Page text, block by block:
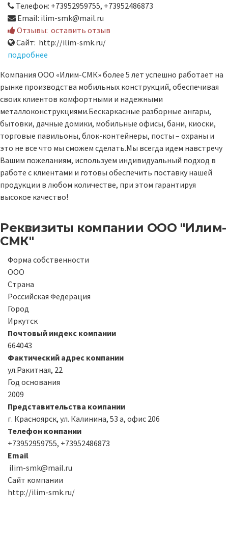
Телефон: +73952959755, +73952486873
Email: ilim-smk@mail.ru
Отзывы: оставить отзыв
Сайт: http://ilim-smk.ru/
подробнее
Компания ООО «Илим-СМК» более 5 лет успешно работает на
рынке производства мобильных конструкций, обеспечивая
своих клиентов комфортными и надежными
металлоконструкциями.Бескаркасные разборные ангары,
бытовки, дачные домики, мобильные офисы, бани, киоски,
торговые павильоны, блок-контейнеры, посты – охраны и
это не все что мы сможем сделать.Мы всегда идем навстречу
Вашим пожеланиям, используем индивидуальный подход в
работе с клиентами и готовы обеспечить поставку нашей
продукции в любом количестве, при этом гарантируя
высокое качество!
Реквизиты компании ООО "Илим-
СМК"
Форма собственности
ООО
Страна
Российская Федерация
Город
Иркутск
Почтовый индекс компании
664043
Фактический адрес компании
ул.Ракитная, 22
Год основания
2009
Представительства компании
г. Красноярск, ул. Калинина, 53 а, офис 206
Телефон компании
+73952959755, +73952486873
Email
ilim-smk@mail.ru
Сайт компании
http://ilim-smk.ru/